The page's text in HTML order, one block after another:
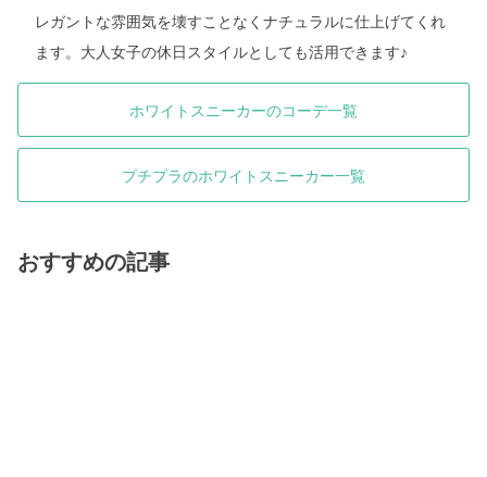
レガントな雰囲気を壊すことなくナチュラルに仕上げてくれ
ます。大人女子の休日スタイルとしても活用できます♪
ホワイトスニーカーのコーデ一覧
プチプラのホワイトスニーカー一覧
おすすめの記事